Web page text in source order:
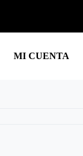
MI CUENTA